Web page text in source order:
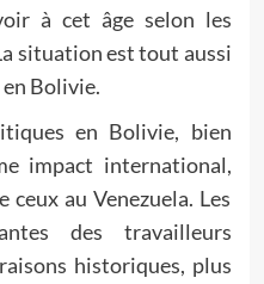
à cet âge selon les
situation est tout aussi
Bolivie.
en Bolivie, bien
impact international,
au Venezuela. Les
des travailleurs
historiques, plus